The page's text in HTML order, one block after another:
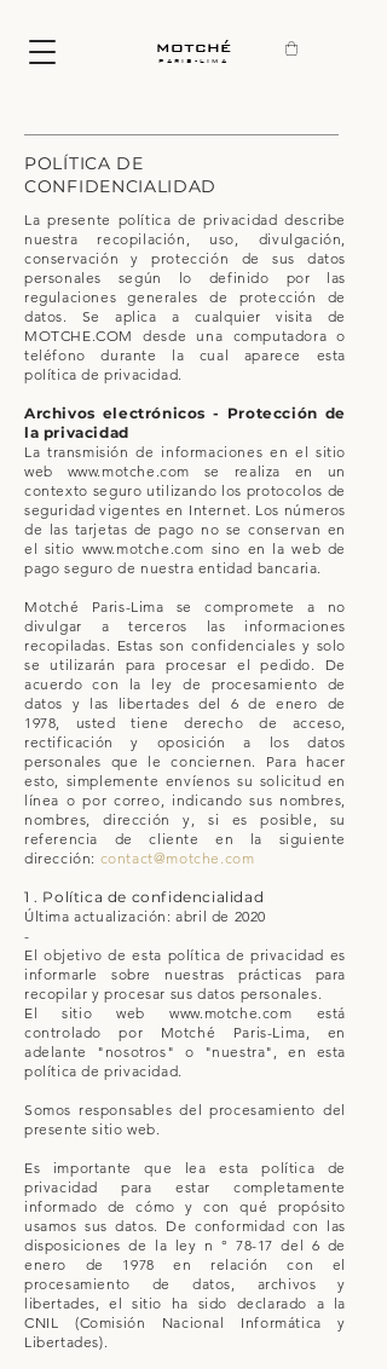
motché
paris-lima
POLÍTICA DE
CONFIDENCIALIDAD
La presente política de privacidad describe
nuestra recopilación, uso, divulgación,
conservación y protección de sus datos
personales según lo definido por las
regulaciones generales de protección de
datos. Se aplica a cualquier visita de
MOTCHE.COM desde una computadora o
teléfono durante la cual aparece esta
política de privacidad.
Archivos electrónicos - Protección de
la privacidad
La transmisión de informaciones en el sitio
web www.motche.com se realiza en un
contexto seguro utilizando los protocolos de
seguridad vigentes en Internet. Los números
de las tarjetas de pago no se conservan en
el sitio www.motche.com sino en la web de
pago seguro de nuestra entidad bancaria.
Motché Paris-Lima se compromete a no
divulgar a terceros las informaciones
recopiladas. Estas son confidenciales y solo
se utilizarán para procesar el pedido. De
acuerdo con la ley de procesamiento de
datos y las libertades del 6 de enero de
1978, usted tiene derecho de acceso,
rectificación y oposición a los datos
personales que le conciernen. Para hacer
esto, simplemente envíenos su solicitud en
línea o por correo, indicando sus nombres,
nombres, dirección y, si es posible, su
referencia de cliente en la siguiente
dirección: contact@motche.com
1 . Política de confidencialidad
Última actualización: abril de 2020
-
El objetivo de esta política de privacidad es
informarle sobre nuestras prácticas para
recopilar y procesar sus datos personales.
El sitio webwww.motche.com está
controlado por Motché Paris-Lima, en
adelante "nosotros" o "nuestra", en esta
política de privacidad.
Somos responsables del procesamiento del
presente sitio web.
Es importante que lea esta política de
privacidad para estar completamente
informado de cómo y con qué propósito
usamos sus datos. De conformidad con las
disposiciones de la ley n ° 78-17 del 6 de
enero de 1978 en relación con el
procesamiento de datos, archivos y
libertades, el sitio ha sido declarado a la
CNIL (Comisión Nacional Informática y
Libertades).